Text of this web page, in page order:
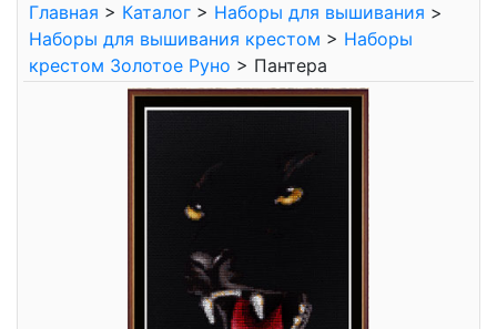
Главная > Каталог > Наборы для вышивания >
Наборы для вышивания крестом > Наборы
крестом Золотое Руно > Пантера